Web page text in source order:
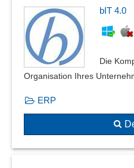
bIT 4.0
Die
Organisation Ihres
ERP